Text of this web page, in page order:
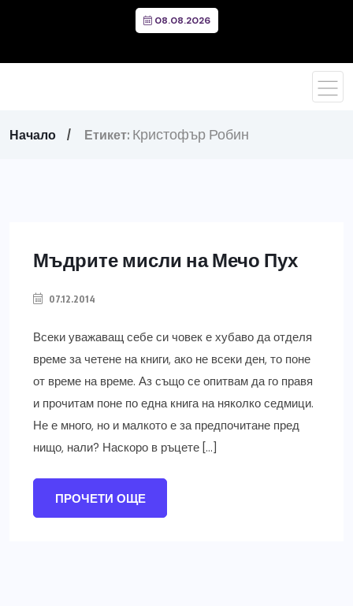
08.08.2026
Начало Етикет: Кристофър Робин
Мъдрите мисли на Мечо Пух
07.12.2014
Всеки уважаващ себе си човек е хубаво да отделя
време за четене на книги, ако не всеки ден, то поне
от време на време. Аз също се опитвам да го правя
и прочитам поне по една книга на няколко седмици.
Не е много, но и малкото е за предпочитане пред
нищо, нали? Наскоро в ръцете […]
ПРОЧЕТИ ОЩЕ